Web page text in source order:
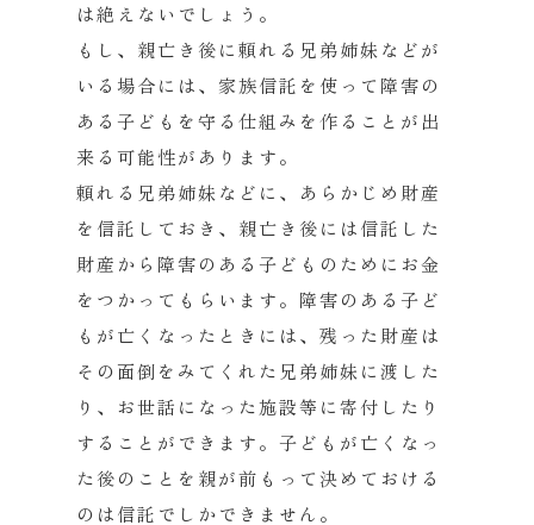
は絶えないでしょう。
もし、親亡き後に頼れる兄弟姉妹などが
いる場合には、家族信託を使って障害の
ある子どもを守る仕組みを作ることが出
来る可能性があります。
頼れる兄弟姉妹などに、あらかじめ財産
を信託しておき、親亡き後には信託した
財産から障害のある子どものためにお金
をつかってもらいます。障害のある子ど
もが亡くなったときには、残った財産は
その面倒をみてくれた兄弟姉妹に渡した
り、お世話になった施設等に寄付したり
することができます。子どもが亡くなっ
た後のことを親が前もって決めておける
のは信託でしかできません。